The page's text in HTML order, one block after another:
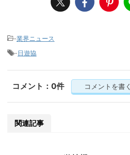
-業界ニュース
-日遊協
コメント：0件 コメントを書く
関連記事